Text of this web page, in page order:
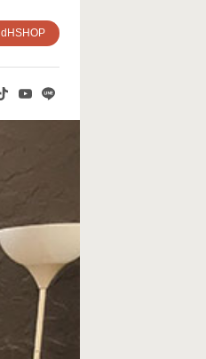
dHSHOP